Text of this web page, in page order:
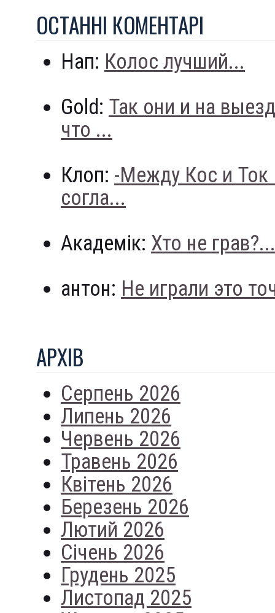
ОСТАННI КОМЕНТАРI
Нап: Колос лучший...
Gold: Так они и на
что ...
Клоп: -Между Кос и
согла...
Академік: Хто не грав?...
антон: Не играли это
АРХIВ
Серпень 2026
Липень 2026
Червень 2026
Травень 2026
Квітень 2026
Березень 2026
Лютий 2026
Січень 2026
Грудень 2025
Листопад 2025